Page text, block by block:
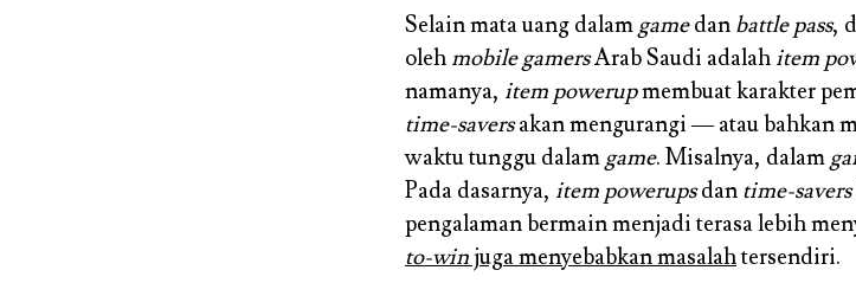
Selain mata uang dalam gamedan battle pass,
oleh mobile gamersArab Saudi adalah item
namanya, item powerupmembuat karakter
time-saversakan mengurangi — atau bahkan
waktu tunggu dalam game. Misalnya, dalam
Pada dasarnya, item powerupsdan time-savers
pengalaman bermain menjadi terasa lebih
to-winjuga menyebabkan masalahtersendiri.